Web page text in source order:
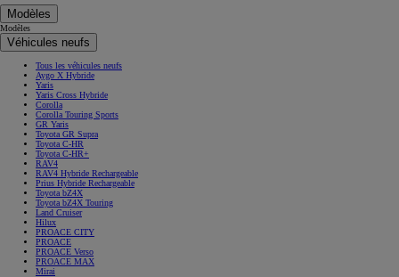
Modèles
Modèles
Véhicules neufs
Tous les véhicules neufs
Aygo X Hybride
Yaris
Yaris Cross Hybride
Corolla
Corolla Touring Sports
GR Yaris
Toyota GR Supra
Toyota C-HR
Toyota C-HR+
RAV4
RAV4 Hybride Rechargeable
Prius Hybride Rechargeable
Toyota bZ4X
Toyota bZ4X Touring
Land Cruiser
Hilux
PROACE CITY
PROACE
PROACE Verso
PROACE MAX
Mirai